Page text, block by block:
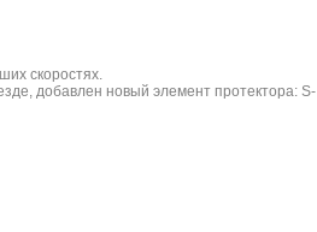
скоростях.
добавлен новый элемент протектора: S-